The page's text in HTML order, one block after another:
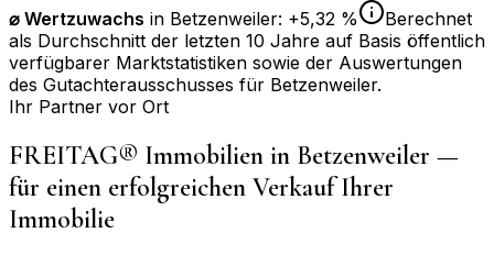
⌀ Wertzuwachs in Betzenweiler: +5,32 %
Berechnet
als Durchschnitt der letzten 10 Jahre auf Basis öffentlich
verfügbarer Marktstatistiken sowie der Auswertungen
des Gutachterausschusses für Betzenweiler.
Ihr Partner vor Ort
FREITAG® Immobilien in Betzenweiler —
für einen erfolgreichen Verkauf Ihrer
Immobilie